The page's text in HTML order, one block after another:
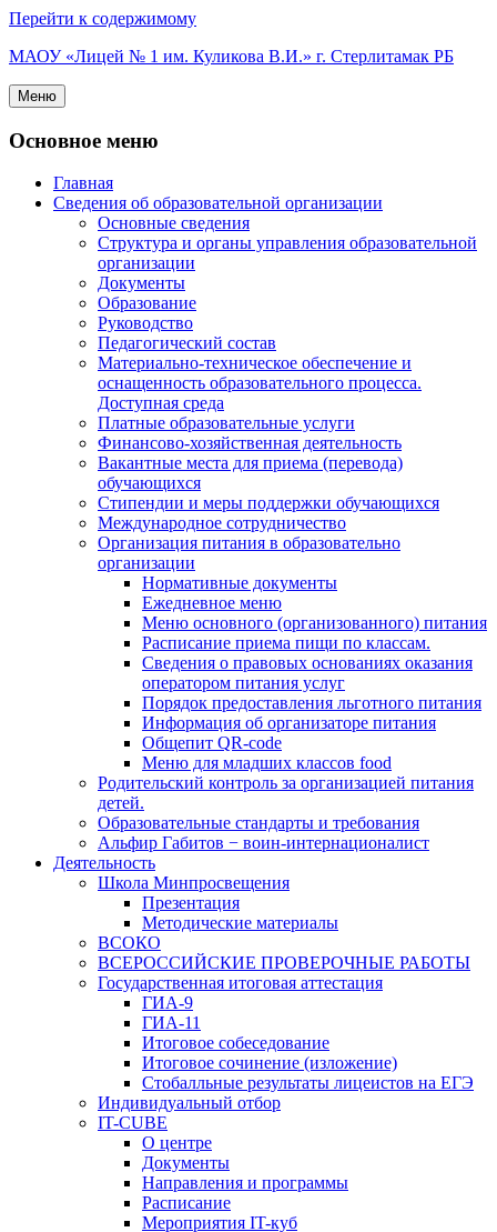
Перейти к содержимому
МАОУ «Лицей № 1 им. Куликова В.И.» г. Стерлитамак РБ
Меню
Основное меню
Главная
Сведения об образовательной организации
Основные сведения
Структура и органы управления образовательной
организации
Документы
Образование
Руководство
Педагогический состав
Материально-техническое обеспечение и
оснащенность образовательного процесса.
Доступная среда
Платные образовательные услуги
Финансово-хозяйственная деятельность
Вакантные места для приема (перевода)
обучающихся
Стипендии и меры поддержки обучающихся
Международное сотрудничество
Организация питания в образовательно
организации
Нормативные документы
Ежедневное меню
Меню основного (организованного) питания
Расписание приема пищи по классам.
Сведения о правовых основаниях оказания
оператором питания услуг
Порядок предоставления льготного питания
Информация об организаторе питания
Общепит QR-code
Меню для младших классов food
Родительский контроль за организацией питания
детей.
Образовательные стандарты и требования
Альфир Габитов − воин-интернационалист
Деятельность
Школа Минпросвещения
Презентация
Методические материалы
ВСОКО
ВСЕРОССИЙСКИЕ ПРОВЕРОЧНЫЕ РАБОТЫ
Государственная итоговая аттестация
ГИА-9
ГИА-11
Итоговое собеседование
Итоговое сочинение (изложение)
Стобалльные результаты лицеистов на ЕГЭ
Индивидуальный отбор
IT-CUBE
О центре
Документы
Направления и программы
Расписание
Мероприятия IT-куб